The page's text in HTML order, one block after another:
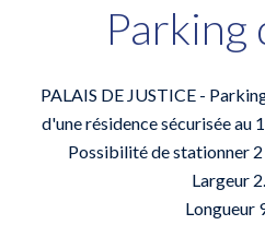
Parking
PALAIS DE JUSTICE -
d'une résidence sécurisée au
Possibilité de stationner
Largeur
Longueur